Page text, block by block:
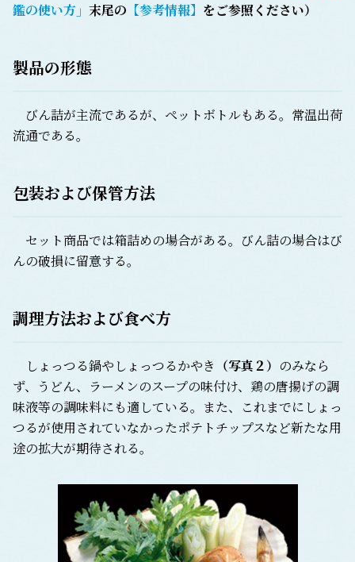
鑑の使い方」 末尾の 【参考情報】 をご参照ください）
製品の形態
びん詰が主流であるが、ペットボトルもある。常温出荷
流通である。
包装および保管方法
セット商品では箱詰めの場合がある。びん詰の場合はび
んの破損に留意する。
調理方法および食べ方
しょっつる鍋やしょっつるかやき （写真２） のみなら
ず、うどん、ラーメンのスープの味付け、鶏の唐揚げの調
味液等の調味料にも適している。また、これまでにしょっ
つるが使用されていなかったポテトチップスなど新たな用
途の拡大が期待される。